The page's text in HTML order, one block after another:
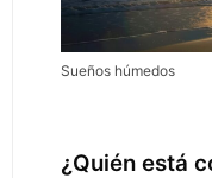
Sueños húmedos
¿Quién está